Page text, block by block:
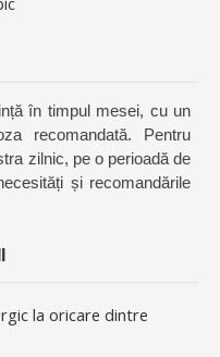
în timpul mesei, cu un
recomandată. Pentru
zilnic, pe o perioadă de
și recomandările
la oricare dintre